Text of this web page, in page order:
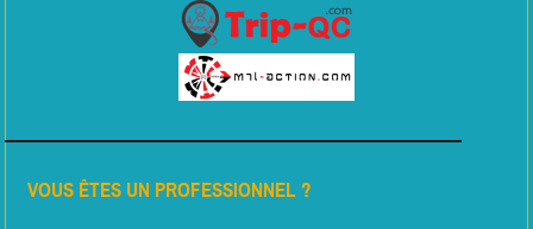
VOUS ÊTES UN PROFESSIONNEL ?